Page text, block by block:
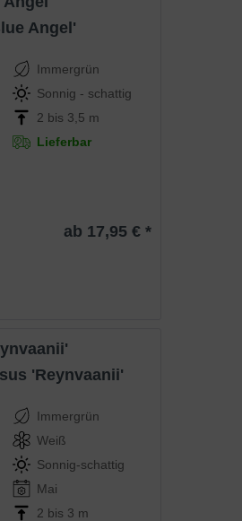
Angel'
Immergrün
Sonnig - schattig
2 bis 3,5 m
Lieferbar
ab 17,95 € *
'Reynvaanii'
Immergrün
Weiß
Sonnig-schattig
Mai
2 bis 3 m